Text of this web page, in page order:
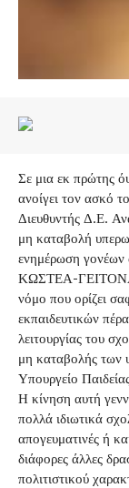
Σε μια εκ πρώτης
ανοίγει τον ασκό
Διευθυντής Δ.Ε.
μη καταβολή
ενημέρωση γονέων
ΚΩΣΤΕΑ-ΓΕΙΤΟΝΑ,
νόμο που ορίζει
εκπαιδευτικών
λειτουργίας του
μη καταβολής των
Υπουργείο
Η κίνηση αυτή
πολλά ιδιωτικά
απογευματινές ή
διάφορες άλλες
πολιτιστικού